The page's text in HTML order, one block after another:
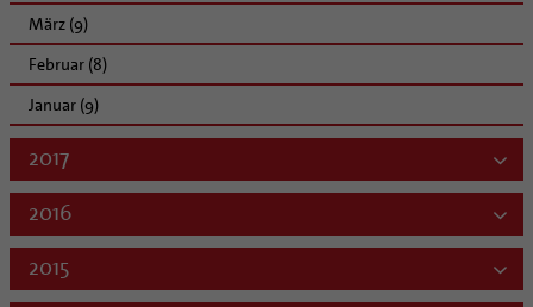
März (9)
Februar (8)
Januar (9)
2017
2016
2015